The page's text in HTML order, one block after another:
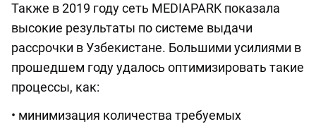
Также в 2019 году сеть MEDIAPARK показала
высокие результаты по системе выдачи
рассрочки в Узбекистане. Большими усилиями в
прошедшем году удалось оптимизировать такие
процессы, как:
• минимизация количества требуемых